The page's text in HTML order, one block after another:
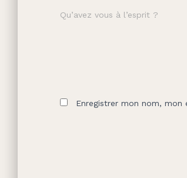
Qu’avez vous à l’esprit ?
Enregistrer mon nom,